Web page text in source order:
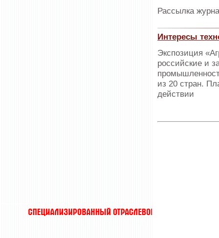
Рассылка
Интересы
Экспозиция
российские и
из 20 стран.
действии